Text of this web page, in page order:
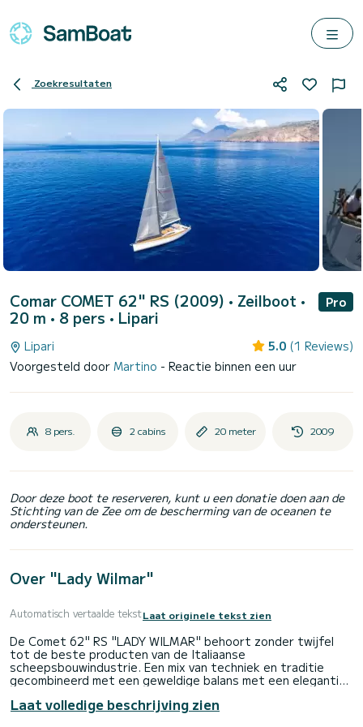
Zoekresultaten
Comar COMET 62" RS (2009) • Zeilboot •
20 m • 8 pers • Lipari
Pro
Lipari 5.0 (1 Reviews)
Voorgesteld door Martino - Reactie binnen een uur
8 pers. 2 cabins 20 meter 2009
Door deze boot te reserveren, kunt u een donatie doen aan de
Stichting van de Zee om de bescherming van de oceanen te
ondersteunen.
Over "Lady Wilmar"
Automatisch vertaalde tekstLaat originele tekst zien
De Comet 62" RS "LADY WILMAR" behoort zonder twijfel
tot de beste producten van de Italiaanse
scheepsbouwindustrie. Een mix van techniek en traditie
gecombineerd met een geweldige balans met een elegantie
Een luxueus zeiljacht van 20 meter met alle comfort dat
gewenst kan worden aan boord.
Laat volledige beschrijving zien